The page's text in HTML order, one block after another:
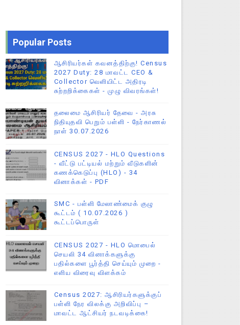
Popular Posts
ஆசிரியர்கள் கவனத்திற்கு! Census
2027 Duty: 28 மாவட்ட CEO &
Collector வெளியிட்ட அதிரடி
சுற்றறிக்கைகள் - முழு விவரங்கள்!
தலைமை ஆசிரியர் தேவை - அரசு
நிதியுதவி பெறும் பள்ளி - நேர்காணல்
நாள் 30.07.2026
CENSUS 2027 - HLO Questions
- வீட்டு பட்டியல் மற்றும் வீடுகளின்
கணக்கெடுப்பு (HLO) - 34
வினாக்கள் - PDF
SMC - பள்ளி மேலாண்மைக் குழு
கூட்டம் ( 10.07.2026 )
கூட்டப்பொருள்
CENSUS 2027 - HLO மொபைல்
செயலி 34 வினாக்களுக்கு
பதில்களை பூர்த்தி செய்யும் முறை -
எளிய விரைவு விளக்கம்
Census 2027: ஆசிரியர்களுக்குப்
பள்ளி நேர விலக்கு அறிவிப்பு –
மாவட்ட ஆட்சியர் நடவடிக்கை!